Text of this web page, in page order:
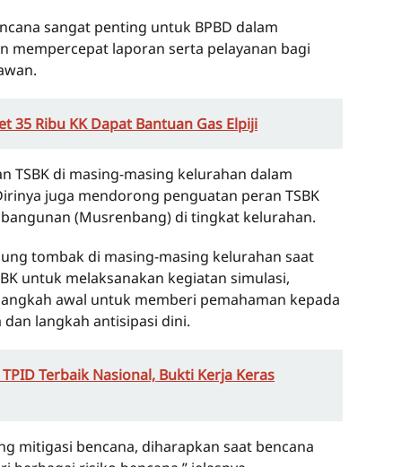
sangat penting untuk BPBD dalam
mempercepat laporan serta pelayanan bagi
35 Ribu KK Dapat Bantuan Gas Elpiji
TSBK di masing-masing kelurahan dalam
juga mendorong penguatan peran TSBK
(Musrenbang) di tingkat kelurahan.
tombak di masing-masing kelurahan saat
untuk melaksanakan kegiatan simulasi,
awal untuk memberi pemahaman kepada
langkah antisipasi dini.
Terbaik Nasional, Bukti Kerja Keras
mitigasi bencana, diharapkan saat bencana